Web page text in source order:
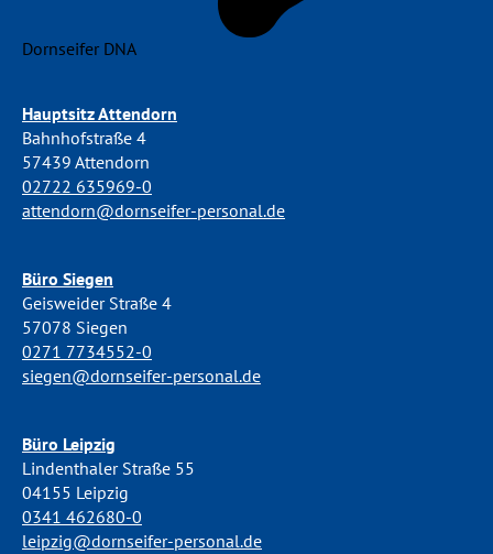
Dornseifer DNA
Hauptsitz Attendorn
Bahnhofstraße 4
57439 Attendorn
02722 635969-0
attendorn@dornseifer-personal.de
Büro Siegen
Geisweider Straße 4
57078 Siegen
0271 7734552-0
siegen@dornseifer-personal.de
Büro Leipzig
Lindenthaler Straße 55
04155 Leipzig
0341 462680-0
leipzig@dornseifer-personal.de